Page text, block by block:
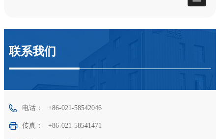
联系我们
电话： +86-021-58542046
传真： +86-021-58541471